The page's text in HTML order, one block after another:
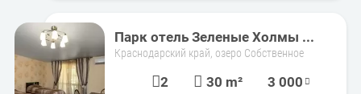
Парк отель Зеленые Холмы ...
Краснодарский край, озеро Собственное
2 30 m² 3 000